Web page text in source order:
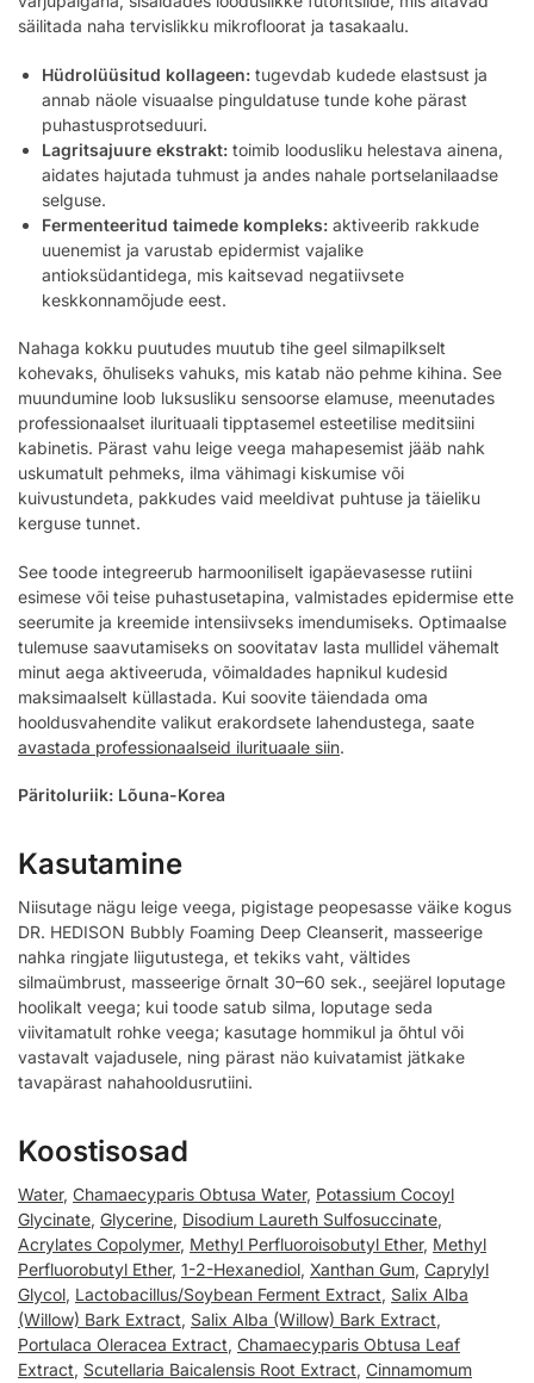
säilitada naha tervislikku mikrofloorat ja tasakaalu.
Hüdrolüüsitud kollageen: tugevdab kudede elastsust ja
annab näole visuaalse pinguldatuse tunde kohe pärast
puhastusprotseduuri.
Lagritsajuure ekstrakt: toimib loodusliku helestava ainena,
aidates hajutada tuhmust ja andes nahale portselanilaadse
selguse.
Fermenteeritud taimede kompleks: aktiveerib rakkude
uuenemist ja varustab epidermist vajalike
antioksüdantidega, mis kaitsevad negatiivsete
keskkonnamõjude eest.
Nahaga kokku puutudes muutub tihe geel silmapilkselt
kohevaks, õhuliseks vahuks, mis katab näo pehme kihina. See
muundumine loob luksusliku sensoorse elamuse, meenutades
professionaalset ilurituaali tipptasemel esteetilise meditsiini
kabinetis. Pärast vahu leige veega mahapesemist jääb nahk
uskumatult pehmeks, ilma vähimagi kiskumise või
kuivustundeta, pakkudes vaid meeldivat puhtuse ja täieliku
kerguse tunnet.
See toode integreerub harmooniliselt igapäevasesse rutiini
esimese või teise puhastusetapina, valmistades epidermise ette
seerumite ja kreemide intensiivseks imendumiseks. Optimaalse
tulemuse saavutamiseks on soovitatav lasta mullidel vähemalt
minut aega aktiveeruda, võimaldades hapnikul kudesid
maksimaalselt küllastada. Kui soovite täiendada oma
hooldusvahendite valikut erakordsete lahendustega, saate
avastada professionaalseid ilurituaale siin.
Päritoluriik: Lõuna-Korea
Kasutamine
Niisutage nägu leige veega, pigistage peopesasse väike kogus
DR. HEDISON Bubbly Foaming Deep Cleanserit, masseerige
nahka ringjate liigutustega, et tekiks vaht, vältides
silmaümbrust, masseerige õrnalt 30–60 sek., seejärel loputage
hoolikalt veega; kui toode satub silma, loputage seda
viivitamatult rohke veega; kasutage hommikul ja õhtul või
vastavalt vajadusele, ning pärast näo kuivatamist jätkake
tavapärast nahahooldusrutiini.
Koostisosad
Water, Chamaecyparis Obtusa Water, Potassium Cocoyl
Glycinate, Glycerine, Disodium Laureth Sulfosuccinate,
Acrylates Copolymer, Methyl Perfluoroisobutyl Ether, Methyl
Perfluorobutyl Ether, 1-2-Hexanediol, Xanthan Gum, Caprylyl
Glycol, Lactobacillus/Soybean Ferment Extract, Salix Alba
(Willow) Bark Extract, Salix Alba (Willow) Bark Extract,
Portulaca Oleracea Extract, Chamaecyparis Obtusa Leaf
Extract, Scutellaria Baicalensis Root Extract, Cinnamomum